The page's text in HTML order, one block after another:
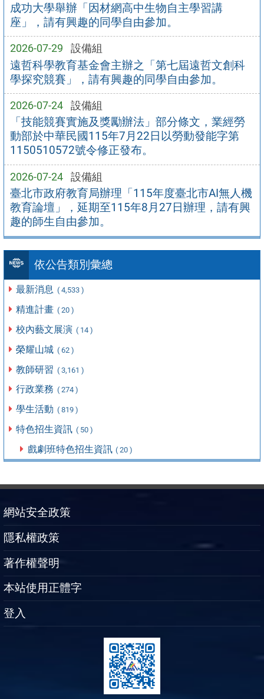
成功大學舉辦「因材網高中生物自主學習講
座」，請有興趣的同學自由參加。
2026-07-29 設備組
遠哲科學教育基金會主辦之「第七屆遠哲文創科
學探究競賽」，請有興趣的同學自由參加。
2026-07-24 設備組
「技能競賽實施及獎勵辦法」部分條文，業經勞
動部於中華民國115年7月22日以勞動發能字第
1150510572號令修正發布。
2026-07-24 設備組
臺北市政府教育局辦理「115年度臺北市AI無人機
教育論壇」，延期至115年8月27日辦理，請有興
趣的師生自由參加。
依公告類別彙總
最新消息 ( 4,533 )
精進計畫 ( 20 )
校內藝文展演 ( 14 )
榮耀山城 ( 62 )
教師研習 ( 3,161 )
行政業務 ( 274 )
學生活動 ( 819 )
特色招生資訊 ( 50 )
戲劇班特色招生資訊 ( 20 )
網站安全政策
隱私權政策
著作權聲明
本站使用正體字
登入